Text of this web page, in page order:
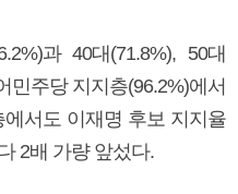
과 40대(71.8%), 50대
민주당 지지층(96.2%)에서
서도 이재명 후보 지지율
2배 가량 앞섰다.